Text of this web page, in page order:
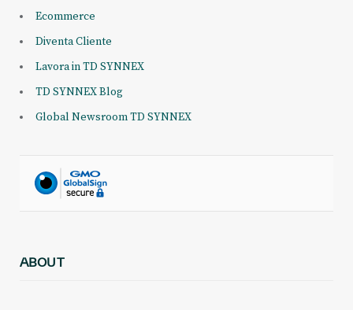
Ecommerce
Diventa Cliente
Lavora in TD SYNNEX
TD SYNNEX Blog
Global Newsroom TD SYNNEX
ABOUT